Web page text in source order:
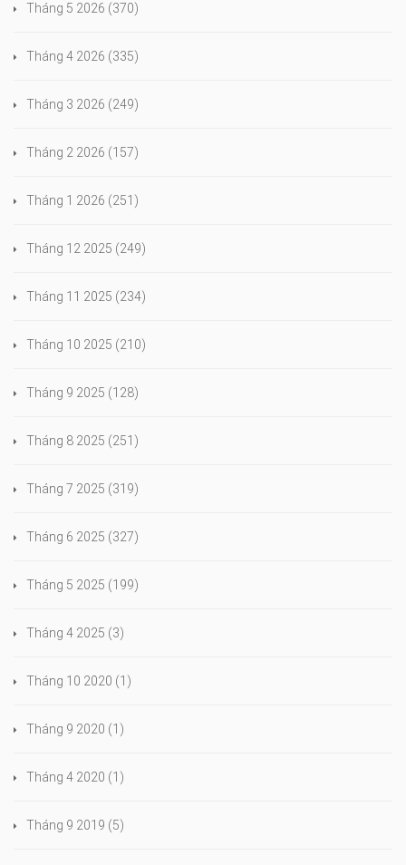
Tháng 5 2026 (370)
Tháng 4 2026 (335)
Tháng 3 2026 (249)
Tháng 2 2026 (157)
Tháng 1 2026 (251)
Tháng 12 2025 (249)
Tháng 11 2025 (234)
Tháng 10 2025 (210)
Tháng 9 2025 (128)
Tháng 8 2025 (251)
Tháng 7 2025 (319)
Tháng 6 2025 (327)
Tháng 5 2025 (199)
Tháng 4 2025 (3)
Tháng 10 2020 (1)
Tháng 9 2020 (1)
Tháng 4 2020 (1)
Tháng 9 2019 (5)